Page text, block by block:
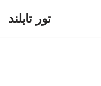
تور تایلند